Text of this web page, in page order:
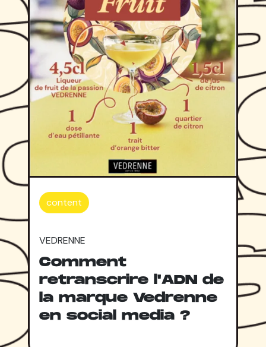
content
VEDRENNE
Comment
retranscrire l'ADN de
la marque Vedrenne
en social media ?